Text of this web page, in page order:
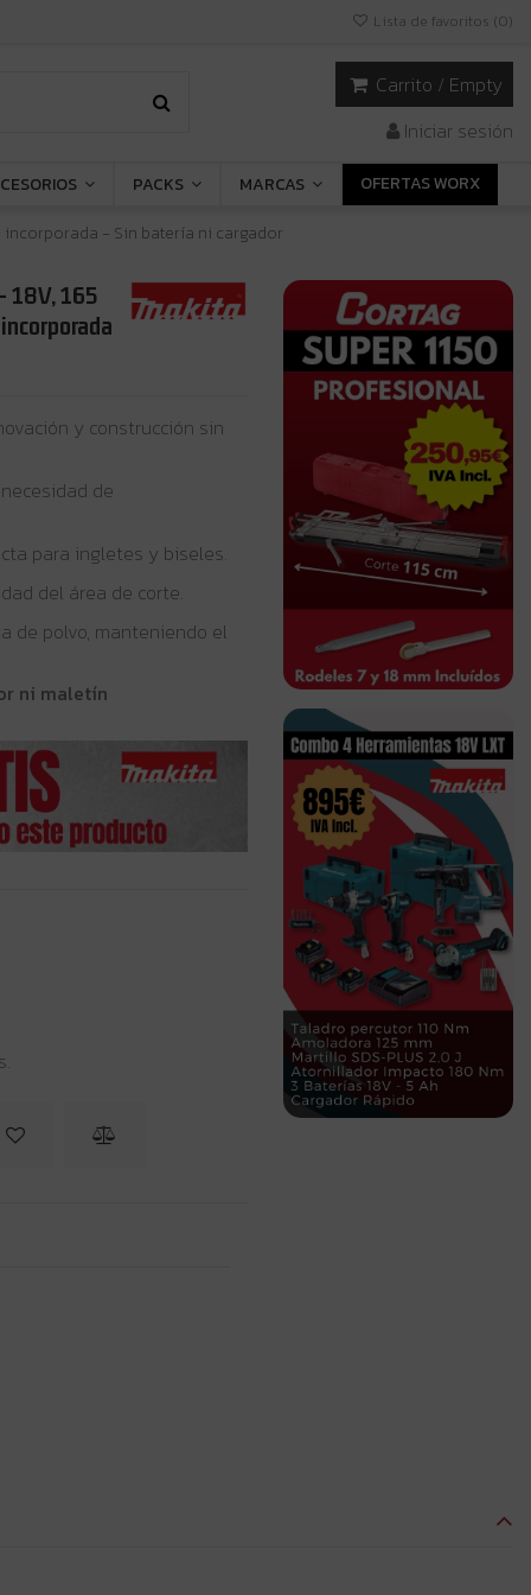
Lista de favoritos (0)
Carrito / Empty
Iniciar sesión
PACKS MARCAS
OFERTAS WORX
- Sin batería ni cargador
18V, 165
y construcción sin
de
para ingletes y biseles.
del área de corte.
de polvo, manteniendo el
ni maletín